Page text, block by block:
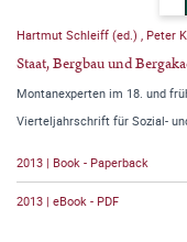
Hartmut Schleiff (ed.) Peter
Staat, Bergbau und
Montanexperten im 18. und
Vierteljahrschrift für Sozial-
2013 | Book - Paperback
2013 | eBook - PDF